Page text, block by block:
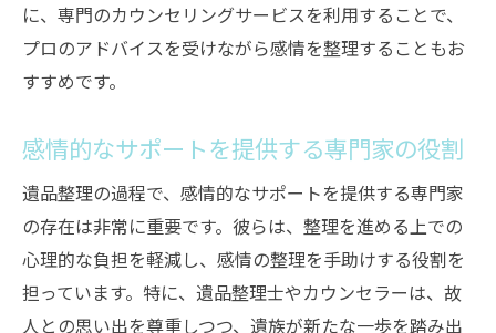
に、専門のカウンセリングサービスを利用することで、
プロのアドバイスを受けながら感情を整理することもお
すすめです。
感情的なサポートを提供する専門家の役割
遺品整理の過程で、感情的なサポートを提供する専門家
の存在は非常に重要です。彼らは、整理を進める上での
心理的な負担を軽減し、感情の整理を手助けする役割を
担っています。特に、遺品整理士やカウンセラーは、故
人との思い出を尊重しつつ、遺族が新たな一歩を踏み出